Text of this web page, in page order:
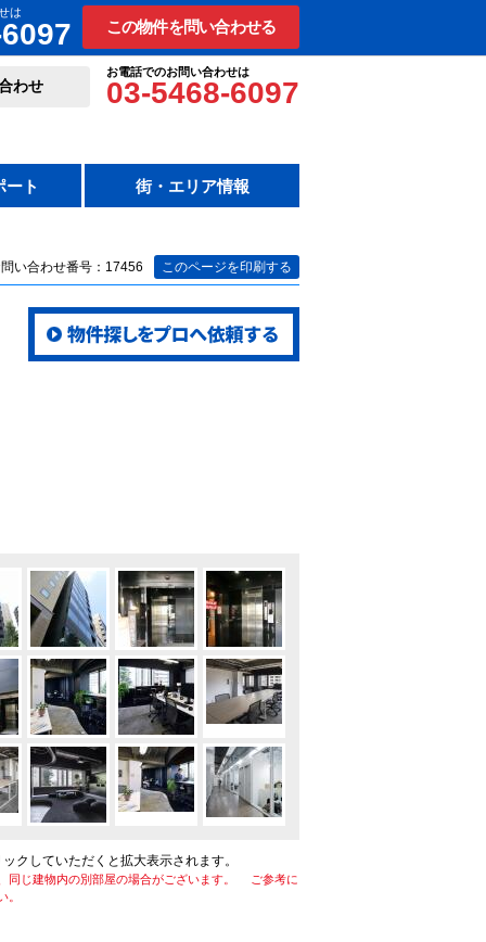
は
この物件を問い合わせる
お電話でのお問い合わせは
03-5468-6097
わせ
ート 街・エリア情報
い合わせ番号：17456 このページを印刷する
クしていただくと拡大表示されます。
同じ建物内の別部屋の場合がございます。 ご参考に
。